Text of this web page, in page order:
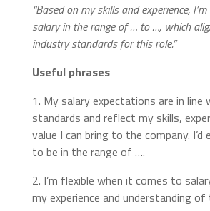
“Based on my skills and experience,
salary in the range of … to …, which
industry standards for this role.”
Useful phrases
1. My salary expectations are in line
standards and reflect my skills,
value I can bring to the company.
to be in the range of ….
2. I’m flexible when it comes to
my experience and understanding of